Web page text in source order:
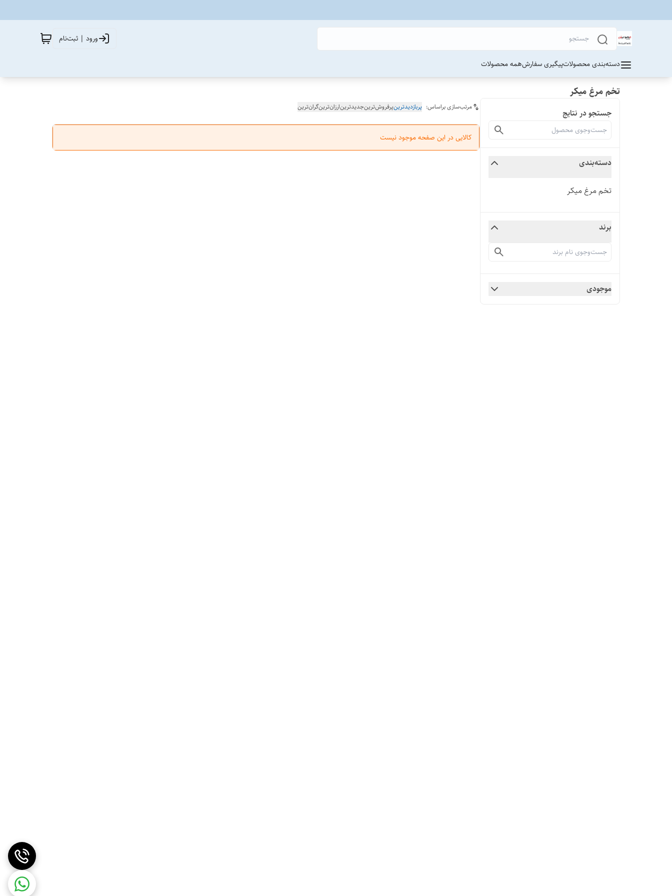
ورود | ثبت‌نام
دسته‌بندی محصولاتپیگیری سفارشهمه محصولات
تخم مرغ میکر
جستجو در نتایج
دسته‌بندی
تخم مرغ میکر
برند
موجودی
مرتب‌سازی براساس: پربازدیدترینپرفروش‌ترینجدیدترینارزان‌ترینگران‌ترین
کالایی در این صفحه موجود نیست